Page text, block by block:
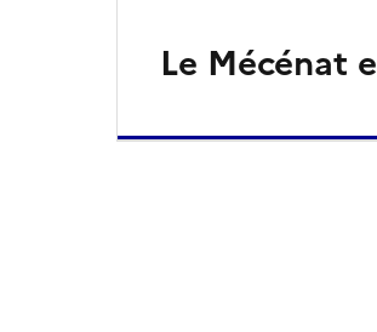
Le Mécénat